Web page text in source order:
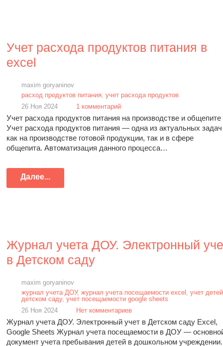
Учет расхода продуктов питания в
excel
maxim goryaninov
расход продуктов питания,учет расхода продуктов
26 Ноя 2024
1 комментарий
Учет расхода продуктов питания на производстве и общепите
Учет расхода продуктов питания — одна из актуальных задач
как на производстве готовой продукции, так и в сфере
общепита. Автоматизация данного процесса…
Далее...
Журнал учета ДОУ. Электронный
в Детском саду
maxim goryaninov
журнал учета ДОУ,журнал учета посещаемости excel ,учет
детском саду,учет посещаемости google sheets
26 Ноя 2024
Нет комментариев
Журнал учета ДОУ. Электронный учет в Детском саду Excel,
Google Sheets Журнал учета посещаемости в ДОУ —
документ учета пребывания детей в дошкольном учреждении.